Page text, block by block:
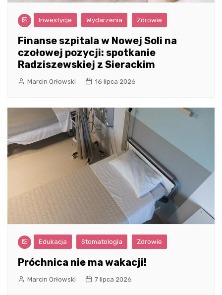
Inwestycje Wydarzenia Zdrowie
Finanse szpitala w Nowej Soli na
czołowej pozycji: spotkanie
Radziszewskiej z Sierackim
Marcin Orłowski 16 lipca 2026
Edukacja Stomatologia Zdrowie
Próchnica nie ma wakacji!
Marcin Orłowski 7 lipca 2026